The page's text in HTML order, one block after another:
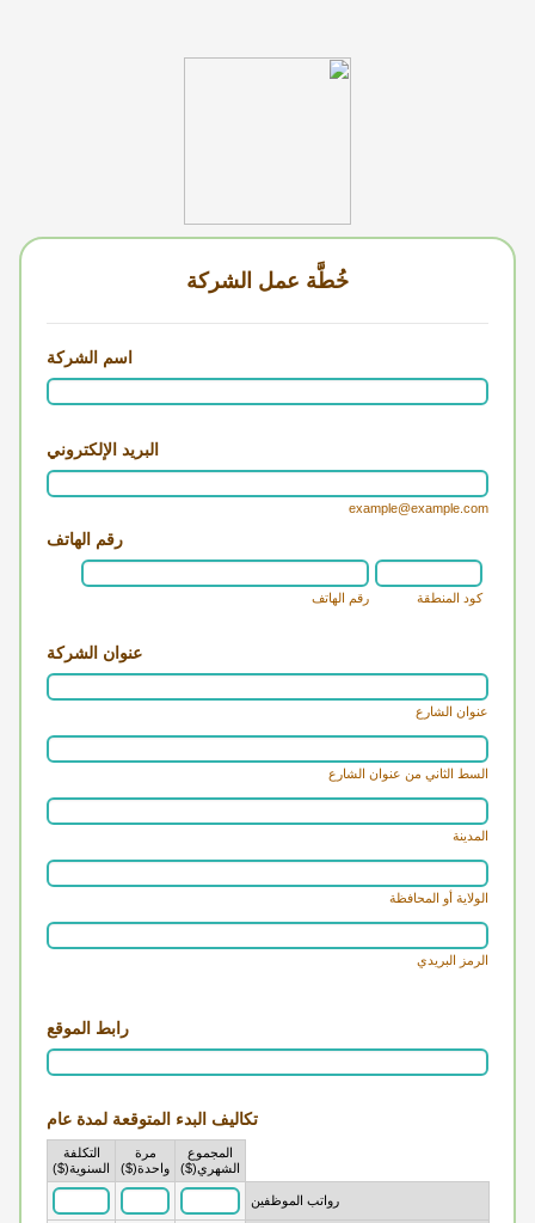
خُطَّة عمل الشركة
اسم الشركة
البريد الإلكتروني
example@example.com
رقم الهاتف
كود المنطقة رقم الهاتف
عنوان الشركة
عنوان الشارع
السط الثاني من عنوان الشارع
المدينة
الولاية أو المحافظة
الرمز البريدي
رابط الموقع
تكاليف البدء المتوقعة لمدة عام
المجموع
الشهري($)
مرة
واحدة($)
التكلفة
السنوية($)
رواتب الموظفين